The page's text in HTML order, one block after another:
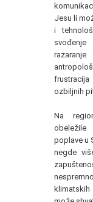
Jesu li
i
ozbiljnih
Na
poplave u
negde